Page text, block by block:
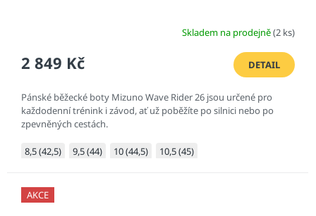
Skladem na prodejně(2 ks)
2 849 Kč DETAIL
Pánské běžecké boty Mizuno Wave Rider 26 jsou určené pro
každodenní trénink i závod, ať už poběžíte po silnici nebo po
zpevněných cestách.
8,5 (42,5) 9,5 (44) 10 (44,5) 10,5 (45)
AKCE